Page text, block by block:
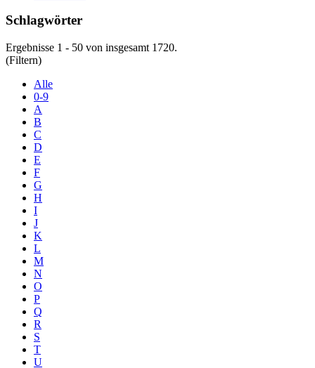
Schlagwörter
Ergebnisse 1 - 50 von insgesamt 1720.
(Filtern)
Alle
0-9
A
B
C
D
E
F
G
H
I
J
K
L
M
N
O
P
Q
R
S
T
U